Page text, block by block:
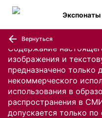
Содержание
изображения и
предназначено только
некоммерческого
использования в
распространения в
допускается только
Экспонаты
Вернуться